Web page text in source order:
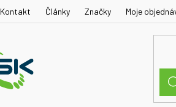
Kontakt Články Značky Moje